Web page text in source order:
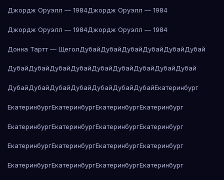
Джордж Оруэлл — 1984Джордж Оруэлл — 1984
Джордж Оруэлл — 1984Джордж Оруэлл — 1984
Донна Тартт — ЩеголДубайДубайДубайДубайДубайДубай
ДубайДубайДубайДубайДубайДубайДубайДубайДубай
ДубайДубайДубайДубайДубайДубайДубайЕкатеринбург
ЕкатеринбургЕкатеринбургЕкатеринбургЕкатеринбург
ЕкатеринбургЕкатеринбургЕкатеринбургЕкатеринбург
ЕкатеринбургЕкатеринбургЕкатеринбургЕкатеринбург
ЕкатеринбургЕкатеринбургЕкатеринбургЕкатеринбург